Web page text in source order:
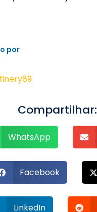
por
Compartilhar:
WhatsApp
Facebook
LinkedIn